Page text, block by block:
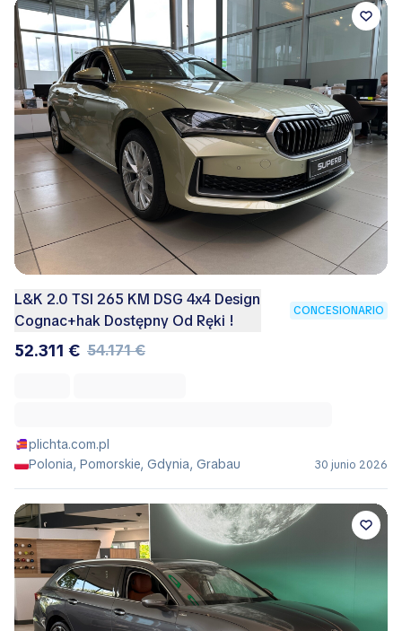
L&K 2.0 TSI 265 KM DSG 4x4 Design
Cognac+hak Dostępny Od Ręki !
CONCESIONARIO
52.311 € 54.171 €
plichta.com.pl
Polonia, Pomorskie, Gdynia, Grabau
30 junio 2026